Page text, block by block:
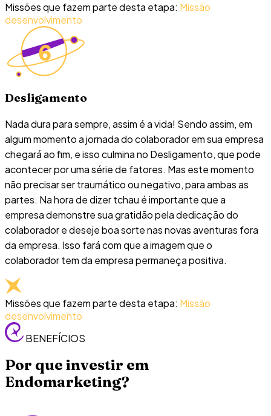
Missões que fazem parte desta etapa: Missão
desenvolvimento
Desligamento
Nada dura para sempre, assim é a vida! Sendo assim, em
algum momento a jornada do colaborador em sua empresa
chegará ao fim, e isso culmina no Desligamento, que pode
acontecer por uma série de fatores. Mas este momento
não precisar ser traumático ou negativo, para ambas as
partes. Na hora de dizer tchau é importante que a
empresa demonstre sua gratidão pela dedicação do
colaborador e deseje boa sorte nas novas aventuras fora
da empresa. Isso fará com que a imagem que o
colaborador tem da empresa permaneça positiva.
Missões que fazem parte desta etapa: Missão
desenvolvimento
BENEFÍCIOS
Por que investir em
Endomarketing?